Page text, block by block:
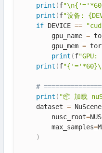
print (f
print (f"设备:
if DEVICE ==
        gpu_name
=
        gpu_mem
=
print (f
print (f
#
print ( "📦 加载
    dataset
=
        nusc_root
=
        max_samples
=
)